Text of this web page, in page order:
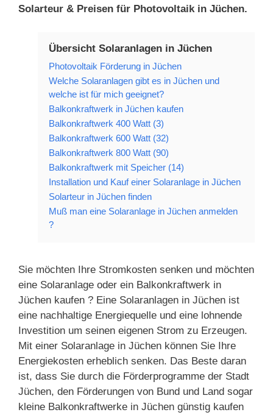
Solarteur & Preisen für Photovoltaik in Jüchen.
Übersicht Solaranlagen in Jüchen
Photovoltaik Förderung in Jüchen
Welche Solaranlagen gibt es in Jüchen und
welche ist für mich geeignet?
Balkonkraftwerk in Jüchen kaufen
Balkonkraftwerk 400 Watt (3)
Balkonkraftwerk 600 Watt (32)
Balkonkraftwerk 800 Watt (90)
Balkonkraftwerk mit Speicher (14)
Installation und Kauf einer Solaranlage in Jüchen
Solarteur in Jüchen finden
Muß man eine Solaranlage in Jüchen anmelden
?
Sie möchten Ihre Stromkosten senken und möchten
eine Solaranlage oder ein Balkonkraftwerk in
Jüchen kaufen ? Eine Solaranlagen in Jüchen ist
eine nachhaltige Energiequelle und eine lohnende
Investition um seinen eigenen Strom zu Erzeugen.
Mit einer Solaranlage in Jüchen können Sie Ihre
Energiekosten erheblich senken. Das Beste daran
ist, dass Sie durch die Förderprogramme der Stadt
Jüchen, den Förderungen von Bund und Land sogar
kleine Balkonkraftwerke in Jüchen günstig kaufen